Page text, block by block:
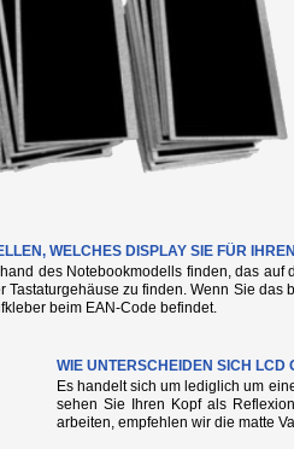
WELCHES DISPLAY SIE FÜR
des Notebookmodells finden, das
Tastaturgehäuse zu finden. Wenn Sie
beim EAN-Code befindet.
WIE UNTERSCHEIDEN SICH LCD
Es handelt sich um lediglich um
sehen Sie Ihren Kopf als
arbeiten, empfehlen wir die matte